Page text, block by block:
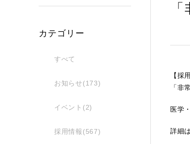
【採
「非
医学
詳細
カテゴリー
すべて
お知らせ(173)
イベント(2)
採用情報(567)